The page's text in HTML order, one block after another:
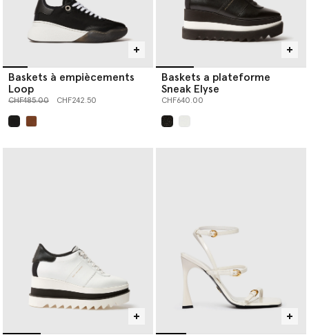
Baskets à empiècements
Loop
Prix réduit à partir de
CHF485.00jusqu’à
CHF242.50
Baskets a plateforme
Sneak Elyse
CHF640.00